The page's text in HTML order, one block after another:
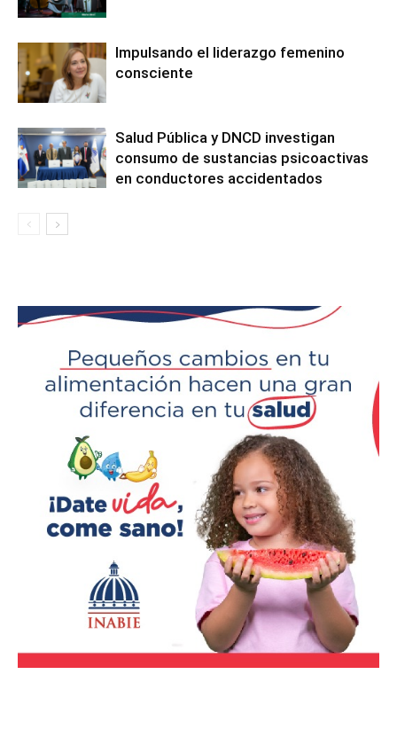
Impulsando el liderazgo femenino
consciente
Salud Pública y DNCD investigan
consumo de sustancias psicoactivas
en conductores accidentados